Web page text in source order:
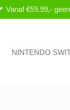
Vanaf €59.99,-
NINTENDO